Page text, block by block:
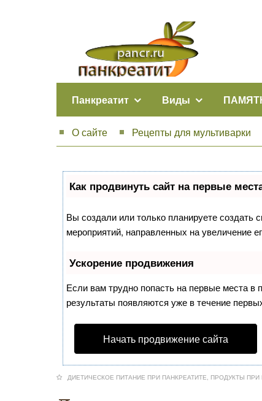
Панкреатит Виды
О сайте Рецепты для мультиварки
Как продвинуть сайт на первые
Вы создали или только планируете создать
мероприятий, направленных на увеличение
Ускорение продвижения
Если вам трудно попасть на первые места в
результаты появляются уже в течение
Начать продвижение сайта
ДИЕТИЧЕСКОЕ ПИТАНИЕ ПРИ ПАНКРЕАТИТЕ, ПРОДУКТЫ ПРИ